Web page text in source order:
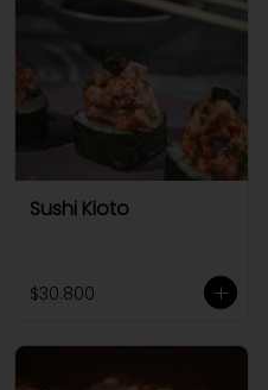
Sushi Kioto
$30.800